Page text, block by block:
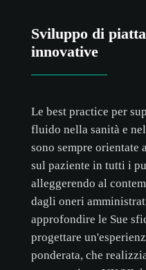
Sviluppo di
innovative
Le best practice per
fluido nella sanità e
sono sempre orientate
sul paziente in tutti i
alleggerendo al
dagli oneri
approfondire le Sue
progettare
ponderata, che